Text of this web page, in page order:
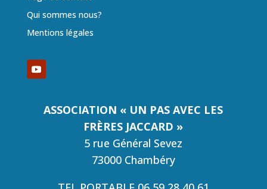
Qui sommes nous?
Mentions légales
ASSOCIATION « UN PAS AVEC LES
FRÈRES JACCARD »
5 rue Général Sevez
73000 Chambéry